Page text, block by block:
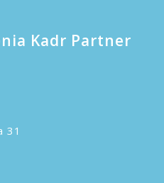
Kadr Partner
31